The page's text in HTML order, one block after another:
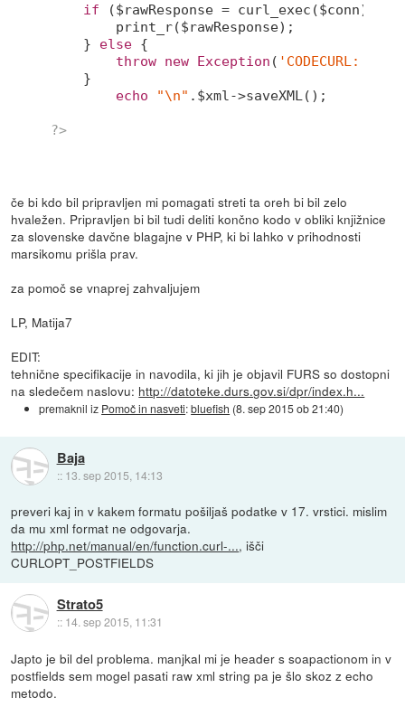
if ($rawResponse = curl_exec($conn)) {
        print_r($rawResponse);
    }
else {
throw new Exception ( 'CODECURL: '
    }
echo
"\n" .$xml->saveXML();
?>
če bi kdo bil pripravljen mi pomagati streti ta oreh bi bil zelo
hvaležen. Pripravljen bi bil tudi deliti končno kodo v obliki knjižnice
za slovenske davčne blagajne v PHP, ki bi lahko v prihodnosti
marsikomu prišla prav.
za pomoč se vnaprej zahvaljujem
LP, Matija7
EDIT:
tehnične specifikacije in navodila, ki jih je objavil FURS so dostopni
na sledečem naslovu: http://datoteke.durs.gov.si/dpr/index.h...
premaknil iz Pomoč in nasveti:bluefish (8. sep 2015 ob 21:40)
Baja
:: 13. sep 2015, 14:13
preveri kaj in v kakem formatu pošiljaš podatke v 17. vrstici. mislim
da mu xml format ne odgovarja.
http://php.net/manual/en/function.curl-..., išči
CURLOPT_POSTFIELDS
Strato5
:: 14. sep 2015, 11:31
Japto je bil del problema. manjkal mi je header s soapactionom in v
postfields sem mogel pasati raw xml string pa je šlo skoz z echo
metodo.